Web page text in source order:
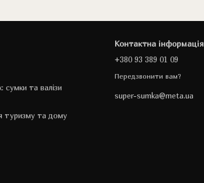
сумки та валізи
туризму та дому
Контактна інформація
+380 93 389 01 09
Передзвонити вам?
super-sumka@meta.ua